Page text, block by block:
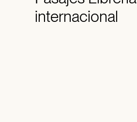
internacional